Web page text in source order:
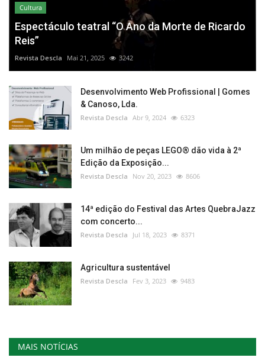
Cultura
Espectáculo teatral “O Ano da Morte de Ricardo
Reis”
Revista Descla Mai 21, 2025 3242
Desenvolvimento Web Profissional | Gomes
& Canoso, Lda.
Revista Descla Abr 9, 2024 6323
Um milhão de peças LEGO® dão vida à 2ª
Edição da Exposição...
Revista Descla Nov 20, 2023 8606
14ª edição do Festival das Artes QuebraJazz
com concerto...
Revista Descla Jul 18, 2023 8371
Agricultura sustentável
Revista Descla Fev 3, 2023 9483
MAIS NOTÍCIAS